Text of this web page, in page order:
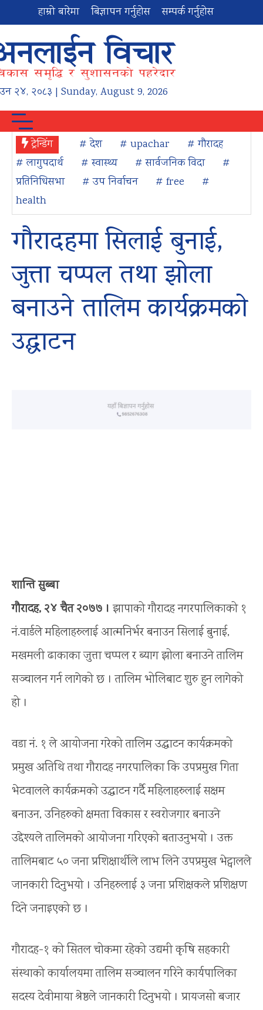
हाम्रो बारेमा बिज्ञापन गर्नुहोस सम्पर्क गर्नुहोस
२४, २०८३ | Sunday, August 9, 2026
ट्रेन्डिंग # देश # upachar
# गौरादह
# लागुपदार्थ
# स्वास्थ्य # सार्वजनिक विदा
#
प्रतिनिधिसभा
# उप निर्वाचन # free
#
health
गौरादहमा सिलाई बुनाई,
जुत्ता चप्पल तथा झोला
बनाउने तालिम कार्यक्रमको
उद्घाटन
शान्ति सुब्बा
गौरादह, २४ चैत २०७७ । झापाको गौरादह नगरपालिकाको १
नं.वार्डले महिलाहरुलाई आत्मनिर्भर बनाउन सिलाई बुनाई,
मखमली ढाकाका जुत्ता चप्पल र ब्याग झोला बनाउने तालिम
सञ्चालन गर्न लागेको छ । तालिम भोलिबाट शुरु हुन लागेको
हो ।
वडा नं. १ ले आयोजना गरेको तालिम उद्घाटन कार्यक्रमको
प्रमुख अतिथि तथा गौरादह नगरपालिका कि उपप्रमुख गिता
भेटवालले कार्यक्रमको उद्घाटन गर्दै महिलाहरुलाई सक्षम
बनाउन, उनिहरुको क्षमता विकास र स्वरोजगार बनाउने
उद्देश्यले तालिमको आयोजना गरिएको बताउनुभयो । उक्त
तालिमबाट ५० जना प्रशिक्षार्थीले लाभ लिने उपप्रमुख भेट्वालले
जानकारी दिनुभयो । उनिहरुलाई ३ जना प्रशिक्षकले प्रशिक्षण
दिने जनाइएको छ ।
गौरादह-१ को सितल चोकमा रहेको उद्यमी कृषि सहकारी
संस्थाको कार्यालयमा तालिम सञ्चालन गरिने कार्यपालिका
सदस्य देवीमाया श्रेष्ठले जानकारी दिनुभयो । प्रायजसो बजार